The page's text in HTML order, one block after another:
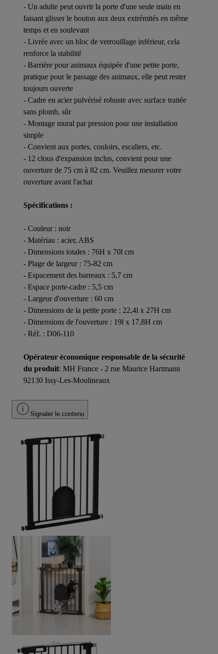
- Un adulte peut ouvrir la porte d'une seule main en
faisant glisser le bouton aux deux extrémités en même
temps et en soulevant
- Livrée avec un bloc de verrouillage inférieur, cela
renforce la stabilité
- Barrière pour animaux équipée d'une petite porte,
pratique pour le passage des animaux, elle peut rester
toujours ouverte
- Cadre en acier pulvérisé robuste avec surface traitée
sans plomb, sûr
- Montage mural par pression pour une installation
simple
- Convient aux portes, couloirs, escaliers, etc.
- 12 clous d'expansion inclus, convient pour une
ouverture de 75 cm à 82 cm. Veuillez mesurer votre
ouverture avant l'achat
Spécifications :
- Couleur : noir
- Matériau : acier, ABS
- Dimensions totales : 76H x 70l cm
- Plage de largeur : 75-82 cm
- Espacement des barreaux : 5,7 cm
- Espace porte-cadre : 5,5 cm
- Largeur d'ouverture : 60 cm
- Dimensions de la petite porte : 22,4l x 27H cm
- Dimensions de l'ouverture : 19l x 17,8H cm
- Réf. : D06-110
Opérateur économique responsable de la sécurité
du produit: MH France - 2 rue Maurice Hartmann
92130 Issy-Les-Moulineaux
Signaler le contenu